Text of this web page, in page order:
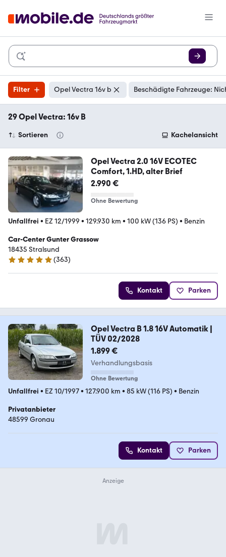
Filter Opel Vectra 16v b Beschädigte Fahrzeuge:
29 Opel Vectra: 16v B
Sortieren Kachelansicht
Opel Vectra 2.0 16V ECOTEC
Comfort, 1.HD, alter Brief
2.990 €
Ohne Bewertung
Unfallfrei • EZ 12/1999 • 129.930 km • 100 kW (136 PS) • Benzin
Car-Center Gunter Grassow
18435 Stralsund
4.8 Sterne
(363)
Kontakt Parken
Opel Vectra B 1.8 16V Automatik |
TÜV 02/2028
1.899 €
Verhandlungsbasis
Ohne Bewertung
Unfallfrei • EZ 10/1997• 127.900 km • 85 kW (116 PS) • Benzin
Privatanbieter
48599 Gronau
Kontakt Parken